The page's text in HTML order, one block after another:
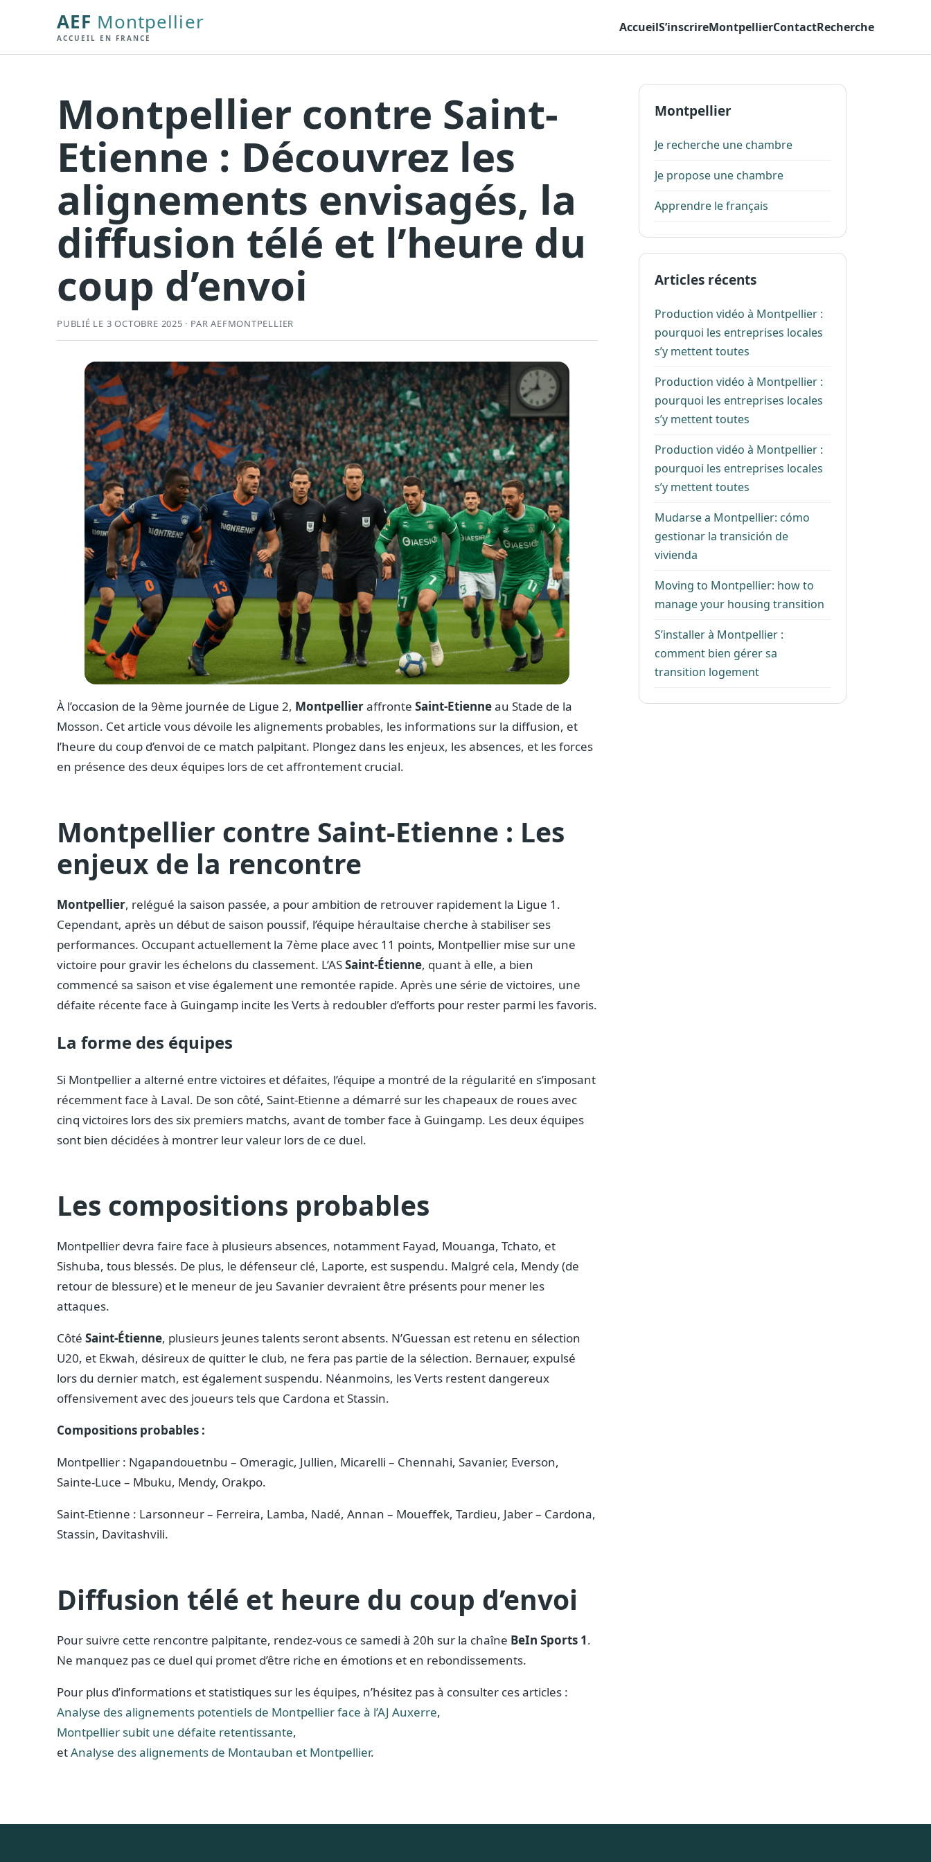
AEF Montpellier
ACCUEIL EN FRANCE
AccueilS’inscrireMontpellierContactRecherche
Montpellier contre Saint-
Etienne : Découvrez les
alignements envisagés, la
diffusion télé et l’heure du
coup d’envoi
PUBLIÉ LE 3 OCTOBRE 2025 · PAR AEFMONTPELLIER
À l’occasion de la 9ème journée de Ligue 2, Montpellieraffronte Saint-Etienneau Stade de la
Mosson. Cet article vous dévoile les alignements probables, les informations sur la diffusion, et
l’heure du coup d’envoi de ce match palpitant. Plongez dans les enjeux, les absences, et les forces
en présence des deux équipes lors de cet affrontement crucial.
Montpellier contre Saint-Etienne : Les
enjeux de la rencontre
Montpellier, relégué la saison passée, a pour ambition de retrouver rapidement la Ligue 1.
Cependant, après un début de saison poussif, l’équipe héraultaise cherche à stabiliser ses
performances. Occupant actuellement la 7ème place avec 11 points, Montpellier mise sur une
victoire pour gravir les échelons du classement. L’ASSaint-Étienne, quant à elle, a bien
commencé sa saison et vise également une remontée rapide. Après une série de victoires, une
défaite récente face à Guingamp incite les Verts à redoubler d’efforts pour rester parmi les favoris.
La forme des équipes
Si Montpellier a alterné entre victoires et défaites, l’équipe a montré de la régularité en s’imposant
récemment face à Laval. De son côté, Saint-Etienne a démarré sur les chapeaux de roues avec
cinq victoires lors des six premiers matchs, avant de tomber face à Guingamp. Les deux équipes
sont bien décidées à montrer leur valeur lors de ce duel.
Les compositions probables
Montpellier devra faire face à plusieurs absences, notamment Fayad, Mouanga, Tchato, et
Sishuba, tous blessés. De plus, le défenseur clé, Laporte, est suspendu. Malgré cela, Mendy (de
retour de blessure) et le meneur de jeu Savanier devraient être présents pour mener les
attaques.
Côté Saint-Étienne, plusieurs jeunes talents seront absents. N’Guessan est retenu en sélection
U20, et Ekwah, désireux de quitter le club, ne fera pas partie de la sélection. Bernauer, expulsé
lors du dernier match, est également suspendu. Néanmoins, les Verts restent dangereux
offensivement avec des joueurs tels que Cardona et Stassin.
Compositions probables :
Montpellier : Ngapandouetnbu – Omeragic, Jullien, Micarelli – Chennahi, Savanier, Everson,
Sainte-Luce – Mbuku, Mendy, Orakpo.
Saint-Etienne : Larsonneur – Ferreira, Lamba, Nadé, Annan – Moueffek, Tardieu, Jaber – Cardona,
Stassin, Davitashvili.
Diffusion télé et heure du coup d’envoi
Pour suivre cette rencontre palpitante, rendez-vous ce samedi à 20h sur la chaîne BeIn Sports 1.
Ne manquez pas ce duel qui promet d’être riche en émotions et en rebondissements.
Pour plus d’informations et statistiques sur les équipes, n’hésitez pas à consulter ces articles :
Analyse des alignements potentiels de Montpellier face à l’AJ Auxerre,
Montpellier subit une défaite retentissante,
etAnalyse des alignements de Montauban et Montpellier.
Montpellier
Je recherche une chambre
Je propose une chambre
Apprendre le français
Articles récents
Production vidéo à Montpellier :
pourquoi les entreprises locales
s’y mettent toutes
Production vidéo à Montpellier :
pourquoi les entreprises locales
s’y mettent toutes
Production vidéo à Montpellier :
pourquoi les entreprises locales
s’y mettent toutes
Mudarse a Montpellier: cómo
gestionar la transición de
vivienda
Moving to Montpellier: how to
manage your housing transition
S’installer à Montpellier :
comment bien gérer sa
transition logement